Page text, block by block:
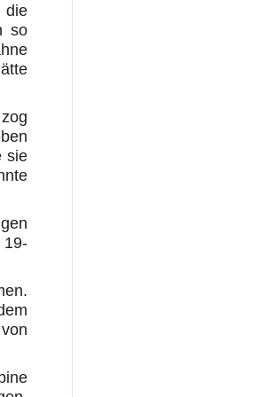
die
so
sie
19-